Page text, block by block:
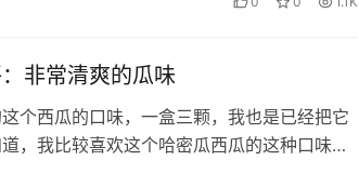
非常清爽的瓜味
个西瓜的口味，一盒三颗，我也是已经把它
，我比较喜欢这个哈密瓜西瓜的这种口味，